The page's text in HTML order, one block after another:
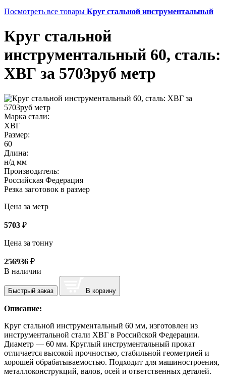
Посмотреть все товары Круг стальной инструментальный
Круг стальной
инструментальный 60, сталь:
ХВГ за 5703руб метр
Марка стали:
ХВГ
Размер:
60
Длина:
н/д мм
Производитель:
Российская Федерация
Резка заготовок в размер
Цена за метр
5703 ₽
Цена за тонну
256936 ₽
В наличии
Быстрый заказ В корзину
Описание:
Круг стальной инструментальный 60 мм, изготовлен из
инструментальной стали ХВГ в Российской Федерации.
Диаметр — 60 мм. Круглый инструментальный прокат
отличается высокой прочностью, стабильной геометрией и
хорошей обрабатываемостью. Подходит для машиностроения,
металлоконструкций, валов, осей и ответственных деталей.